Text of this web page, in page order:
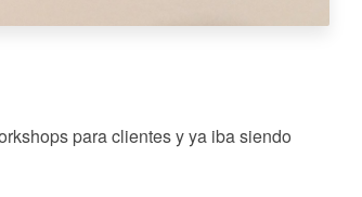
para clientes y ya iba siendo